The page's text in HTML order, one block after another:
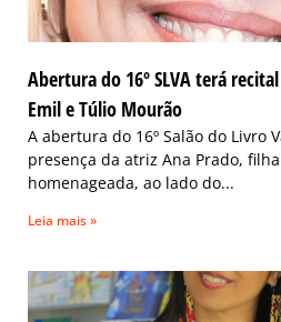
Abertura do 16º SLVA terá
Emil e Túlio Mourão
A abertura do 16º Salão do Livro
presença da atriz Ana Prado,
homenageada, ao lado do
Leia mais »